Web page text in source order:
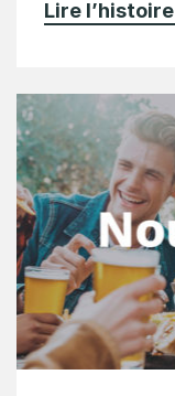
Lire l’histoire